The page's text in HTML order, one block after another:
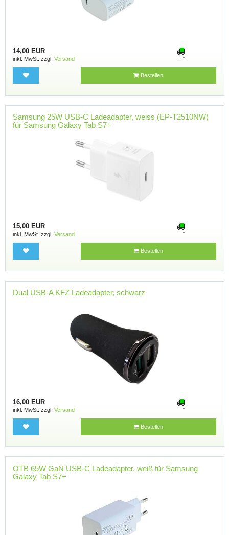
14,00 EUR
inkl. MwSt. zzgl. Versand
Bestellen
Samsung 25W USB-C Ladeadapter, weiss (EP-T2510NW)
für Samsung Galaxy Tab S7+
15,00 EUR
inkl. MwSt. zzgl. Versand
Bestellen
Dual USB-A KFZ Ladeadapter, schwarz
16,00 EUR
inkl. MwSt. zzgl. Versand
Bestellen
OTB 65W GaN USB-C Ladeadapter, weiß für Samsung
Galaxy Tab S7+